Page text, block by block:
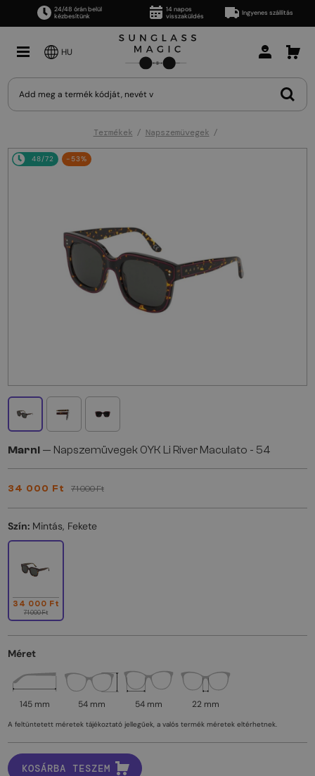
24/48 órán belül
kézbesítünk
14 napos
visszaküldés
Ingyenes szállítás
HU
Termékek Napszemüvegek
48/72 -53%
Marni — Napszemüvegek 0YK Li River Maculato - 54
34 000 Ft 71 000 Ft
Szín: Mintás, Fekete
34 000 Ft
71 000 Ft
Méret
145 mm 54 mm 54 mm 22 mm
A feltüntetett méretek tájékoztató jellegűek, a valós termék méretek eltérhetnek.
KOSÁRBA TESZEM